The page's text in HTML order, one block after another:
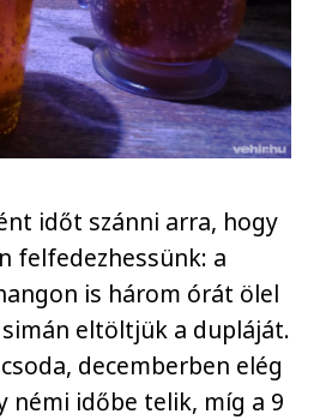
időt szánni arra, hogy
felfedezhessünk: a
is három órát ölel
eltöltjük a dupláját.
decemberben elég
némi időbe telik, míg a 9